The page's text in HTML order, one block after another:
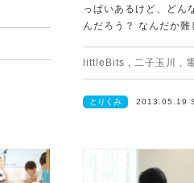
っぱいあるけど、どん
んだろう？ なんだか
littleBits , 二子玉川 ,
とりくみ 2013.05.19